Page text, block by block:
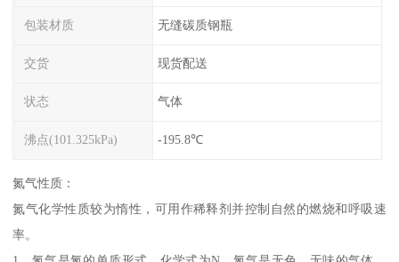
包装材质 无缝碳质钢瓶
交货 现货配送
状态 气体
沸点(101.325kPa) -195.8℃
氮气性质：
氮气化学性质较为惰性，可用作稀释剂并控制自然的燃烧和呼吸速
率。